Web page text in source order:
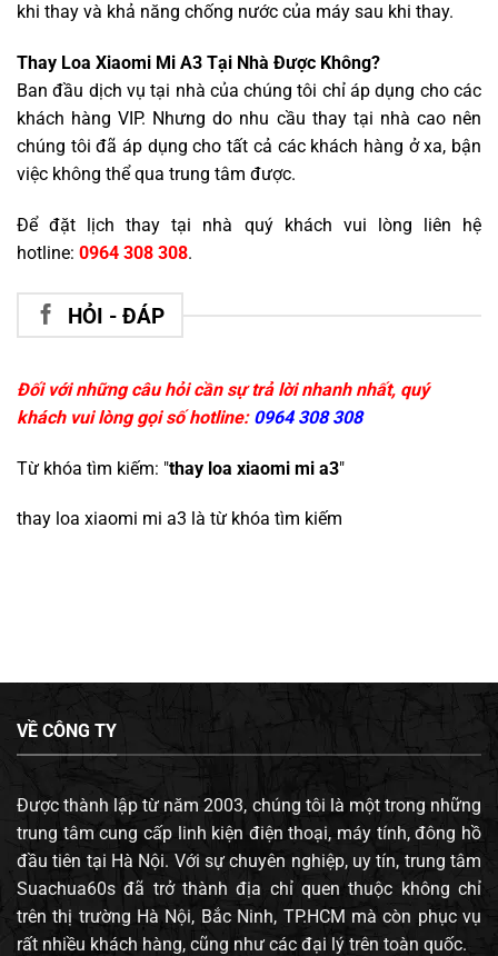
khi thay và khả năng chống nước của máy sau khi thay.
Thay Loa Xiaomi Mi A3 Tại Nhà Được Không?
Ban đầu dịch vụ tại nhà của chúng tôi chỉ áp dụng cho các
khách hàng VIP. Nhưng do nhu cầu thay tại nhà cao nên
chúng tôi đã áp dụng cho tất cả các khách hàng ở xa, bận
việc không thể qua trung tâm được.
Để đặt lịch thay tại nhà quý khách vui lòng liên hệ
hotline: 0964 308 308.
HỎI - ĐÁP
Đối với những câu hỏi cần sự trả lời nhanh nhất, quý
khách vui lòng gọi số hotline: 0964 308 308
Từ khóa tìm kiếm: "thay loa xiaomi mi a3"
thay loa xiaomi mi a3 là từ khóa tìm kiếm
VỀ CÔNG TY
Được thành lập từ năm 2003, chúng tôi là một trong những
trung tâm cung cấp linh kiện điện thoại, máy tính, đông hồ
đầu tiên tại Hà Nội. Với sự chuyên nghiệp, uy tín, trung tâm
Suachua60s đã trở thành địa chỉ quen thuộc không chỉ
trên thị trường Hà Nội, Bắc Ninh, TP.HCM mà còn phục vụ
rất nhiều khách hàng, cũng như các đại lý trên toàn quốc.